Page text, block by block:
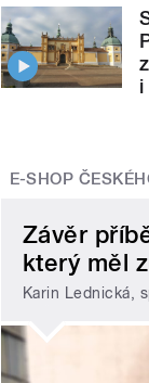
i
E-SHOP
Závěr
který měl
Karin Lednická,